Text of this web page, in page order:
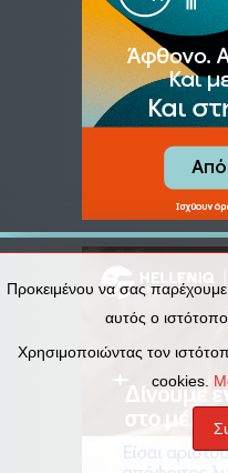
Προκειμένου να σας παρέχουμε
αυτός ο
Χρησιμοποιώντας τον
cookies.